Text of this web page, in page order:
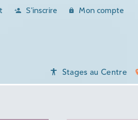
S'inscrire Mon compte
Stages au Centre